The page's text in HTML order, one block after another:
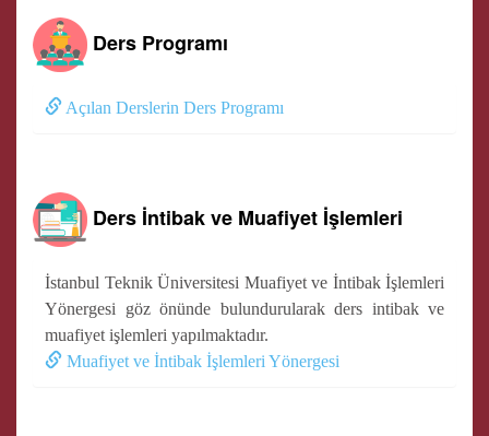
Ders Programı
Açılan Derslerin Ders Programı
Ders İntibak ve Muafiyet İşlemleri
İstanbul Teknik Üniversitesi Muafiyet ve İntibak İşlemleri
Yönergesi göz önünde bulundurularak ders intibak ve
muafiyet işlemleri yapılmaktadır.
Muafiyet ve İntibak İşlemleri Yönergesi